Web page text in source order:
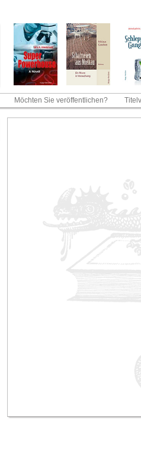
Möchten Sie veröffentlichen?